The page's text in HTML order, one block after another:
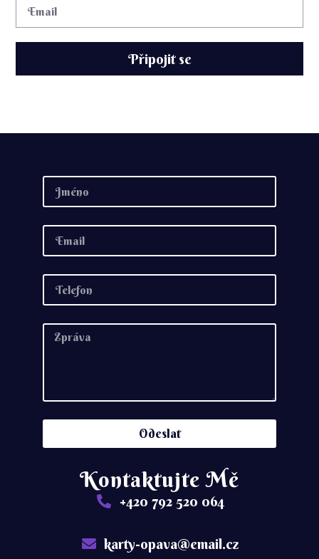
Připojit se
Odeslat
Kontaktujte Mě
+420 792 520 064
karty-opava@email.cz